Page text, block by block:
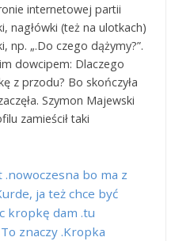
internetowej partii
nagłówki (też na ulotkach)
np. „.Do czego dążymy?”.
dowcipem: Dlaczego
z przodu? Bo skończyła
Szymon Majewski
zamieścił taki
.nowoczesna bo ma z
ja też chce być
kropkę dam .tu
znaczy .Kropka